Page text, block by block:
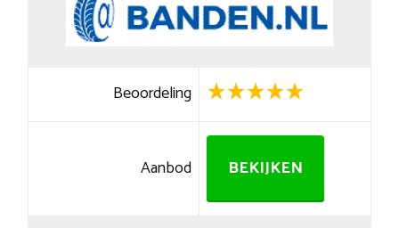
Beoordeling
Aanbod BEKIJKEN